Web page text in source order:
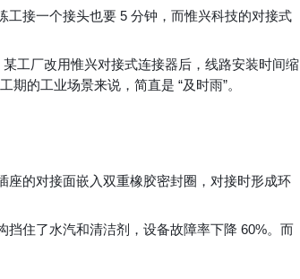
接一个接头也要 5 分钟，而惟兴科技的对接式
工厂改用惟兴对接式连接器后，线路安装时间缩
的工业场景来说，简直是 “及时雨”。
座的对接面嵌入双重橡胶密封圈，对接时形成环
住了水汽和清洁剂，设备故障率下降 60%。而